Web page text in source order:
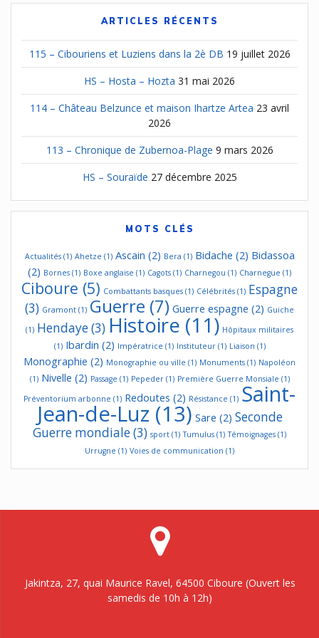
ARTICLES RÉCENTS
115 – Cibouriens et Luziens dans la 2è DB 19 juillet 2026
HS – Hosta – Hozta 31 mai 2026
114 – Château Belzunce et maison Ihartze Artea 23 avril
2026
113 – Chronique de Zubernoa-Plage 9 mars 2026
HS – Souraïde 27 décembre 2025
MOTS CLÉS
Actualités(1) Ahetze (1) Ascain (2) Bera (1) Bidache (2) Bidassoa
(2) Bornes (1) Boxe anglaise (1) Cagots (1) Charnegou (1) Charnegue (1)
Ciboure (5) Combattants basques (1) Célébrités (1) Espagne
(3) Gramont (1) Guerre (7) Guerre espagne (2) Guiche
(1) Hendaye(3) Histoire (11) Hôpitaux militaires
(1) Ibardin (2) Impératrice (1) Instituteur(1) Liaison (1)
Monographie (2) Monographie ou ville (1) Monuments (1) Napoléon
(1) Nivelle (2) Passage (1) Pepeder(1) Première Guerre Monsiale (1)
Préventorium arbonne (1) Redoutes (2) Résistance (1) Saint-
Jean-de-Luz (13) Sare (2) Seconde
Guerre mondiale(3) sport (1) Tumulus (1) Témoignages (1)
Urrugne (1) Voies de communication (1)
Jakintza, 27, quai Maurice Ravel, 64500 Ciboure (Ouvert les
samedis de 10h à 12h)